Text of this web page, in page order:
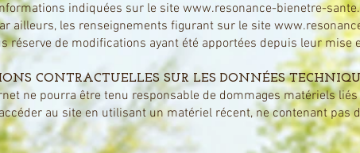
indiquées sur le site www.resonance-bienetre-
ailleurs, les renseignements figurant sur le site
réserve de modifications ayant été apportées depuis leur mise
CONTRACTUELLES SUR LES DONNÉES
ne pourra être tenu responsable de dommages matériels
accéder au site en utilisant un matériel récent, ne contenant